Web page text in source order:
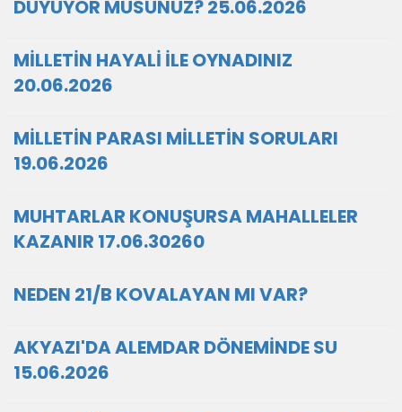
DUYUYOR MUSUNUZ? 25.06.2026
MİLLETİN HAYALİ İLE OYNADINIZ
20.06.2026
MİLLETİN PARASI MİLLETİN SORULARI
19.06.2026
MUHTARLAR KONUŞURSA MAHALLELER
KAZANIR 17.06.30260
NEDEN 21/B KOVALAYAN MI VAR?
AKYAZI'DA ALEMDAR DÖNEMİNDE SU
15.06.2026